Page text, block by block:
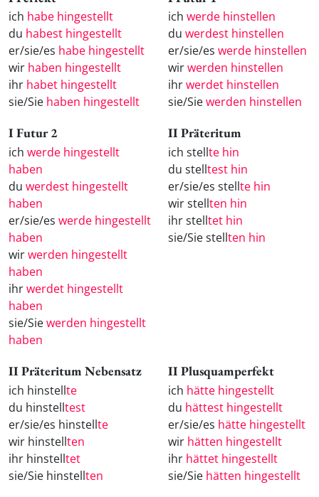
ich habe hingestellt
du habest hingestellt
er/sie/es habe hingestellt
wir haben hingestellt
ihr habet hingestellt
sie/Sie haben hingestellt
ich werde hinstellen
du werdest hinstellen
er/sie/es werde hinstellen
wirwerden hinstellen
ihrwerdet hinstellen
sie/Siewerden hinstellen
I Futur 2
ich werde hingestellt
haben
du werdest hingestellt
haben
er/sie/es werde hingestellt
haben
wirwerden hingestellt
haben
ihrwerdet hingestellt
haben
sie/Siewerden hingestellt
haben
II Präteritum
ich stellte hin
du stelltest hin
er/sie/es stellte hin
wir stellten hin
ihr stelltet hin
sie/Sie stellten hin
II Präteritum Nebensatz
ich hinstellte
du hinstelltest
er/sie/es hinstellte
wir hinstellten
ihr hinstelltet
sie/Sie hinstellten
II Plusquamperfekt
ich hätte hingestellt
du hättest hingestellt
er/sie/es hätte hingestellt
wir hätten hingestellt
ihr hättet hingestellt
sie/Sie hätten hingestellt